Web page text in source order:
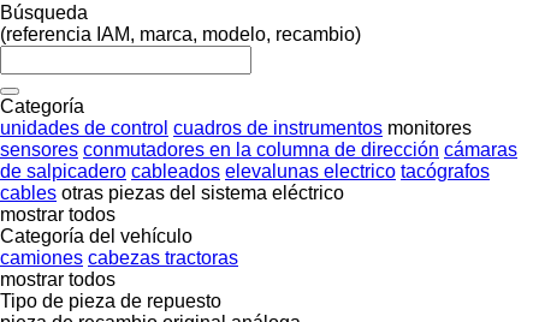
Búsqueda
(referencia IAM, marca, modelo, recambio)
Categoría
unidades de control cuadros de instrumentos monitores
sensores conmutadores en la columna de dirección cámaras
de salpicadero cableados elevalunas electrico tacógrafos
cables otras piezas del sistema eléctrico
mostrar todos
Categoría del vehículo
camiones cabezas tractoras
mostrar todos
Tipo de pieza de repuesto